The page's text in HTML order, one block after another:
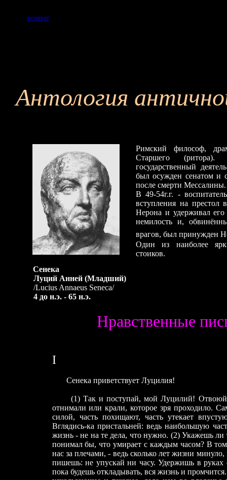
ВОЗВРАТ
Антология
Сенека
Луций Анней (Младший)
/Lucius Annaeus Seneca/
4 до н.э. - 65 н.э.
Римский философ,
Старшего
государственный
был осужден сенатом и
после смерти Мессалины.
В 49-54г.г. -
вступления на престол
Нерона и удерживал его
немилость и,
врагов, был принужден
Один из наиболее
стоиков.
Нравственные
I
Сенека приветствует Луцилия!
(1) Так и поступай, мой Луцилий! Отвоюй
отнимали или крали, которое зря проходило.
силой, часть похищают, часть утекает
Вглядись-ка пристальней: ведь наибольшую
жизнь - не на те дела, что нужно. (2) Укажешь ли
понимал бы, что умирает с каждым часом? В
нас за плечами, - ведь сколько лет жизни
пишешь: не упускай ни часу. Удержишь в руках
пока будешь откладывать, вся жизнь и